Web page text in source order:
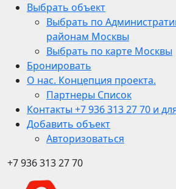
Выбрать объект
Выбрать по
районам Москвы
Выбрать по карте Москвы
Бронировать
О нас. Концепция проекта.
Партнеры Список
Контакты +7 936 313 27 70 и
Добавить объект
Авторизоваться
+7 936 313 27 70